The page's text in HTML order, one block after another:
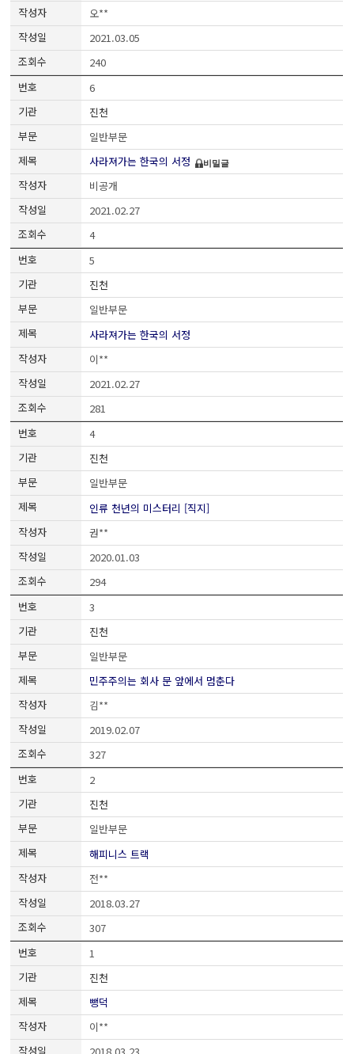
오**
2021.03.05
240
6
진천
일반부문
사라져가는 한국의 서정
비밀글
비공개
2021.02.27
4
5
진천
일반부문
사라져가는 한국의 서정
이**
2021.02.27
281
4
진천
일반부문
인류 천년의 미스터리 [직지]
권**
2020.01.03
294
3
진천
일반부문
민주주의는 회사 문 앞에서 멈춘다
김**
2019.02.07
327
2
진천
일반부문
해피니스 트랙
전**
2018.03.27
307
1
진천
뺑덕
이**